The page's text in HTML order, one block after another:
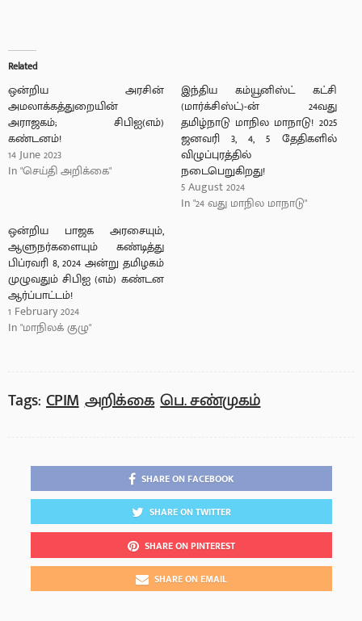
Related
ஒன்றிய அரசின்
அமலாக்கத்துறையின்
அராஜகம்; சிபிஐ(எம்)
கண்டனம்!
14 June 2023
In "செய்தி அறிக்கை"
இந்திய கம்யூனிஸ்ட் கட்சி
(மார்க்சிஸ்ட்)-ன் 24வது
தமிழ்நாடு மாநில மாநாடு! 2025
ஜனவரி 3, 4, 5 தேதிகளில்
விழுப்புரத்தில்
நடைபெறுகிறது!
5 August 2024
In "24 வது மாநில மாநாடு"
ஒன்றிய பாஜக அரசையும்,
ஆளுநர்களையும் கண்டித்து
பிப்ரவரி 8, 2024 அன்று தமிழகம்
முழுவதும் சிபிஐ (எம்) கண்டன
ஆர்ப்பாட்டம்!
1 February 2024
In "மாநிலக் குழு"
Tags: CPIM அறிக்கை பெ. சண்முகம்
SHARE ON FACEBOOK
SHARE ON TWITTER
SHARE ON PINTEREST
SHARE ON EMAIL